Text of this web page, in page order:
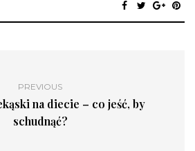
PREVIOUS
na diecie – co jeść, by
schudnąć?